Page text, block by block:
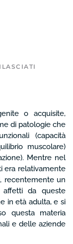
o acquisite,
di patologie che
(capacità
muscolare)
Mentre nel
era relativamente
recentemente un
affetti da queste
in età adulta, e si
questa materia
e delle aziende